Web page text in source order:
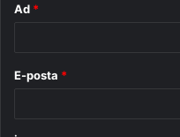
Ad *
E-posta *